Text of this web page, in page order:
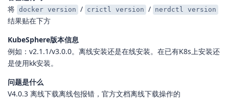
将 docker version / crictl version / nerdctl version
结果贴在下方
KubeSphere版本信息
例如：v2.1.1/v3.0.0。离线安装还是在线安装。在已有K8s上安装还
是使用kk安装。
问题是什么
V4.0.3 离线下载离线包报错，官方文档离线下载操作的